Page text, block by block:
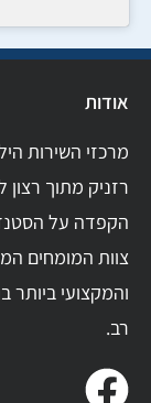
אודות
רזניק מתוך
הקפדה על
צוות המומחים
והמקצועי ביותר
רב.